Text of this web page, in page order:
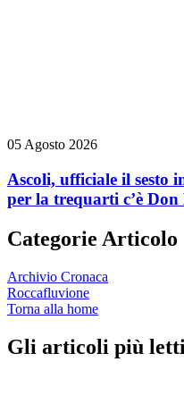
05 Agosto 2026
Ascoli, ufficiale il sesto
per la trequarti c’è
Categorie Articolo
Archivio Cronaca
Roccafluvione
Torna alla home
Gli articoli più letti